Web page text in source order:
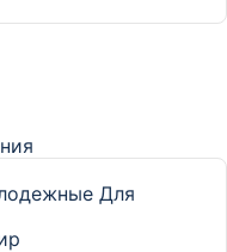
Для